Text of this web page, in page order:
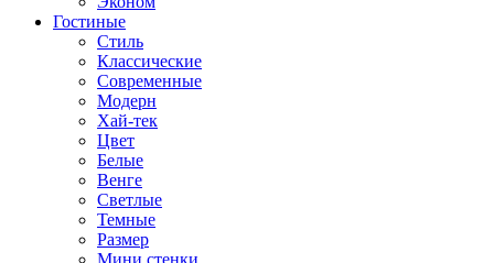
Гостиные
Стиль
Классические
Современные
Модерн
Хай-тек
Цвет
Белые
Венге
Светлые
Темные
Размер
Мини стенки